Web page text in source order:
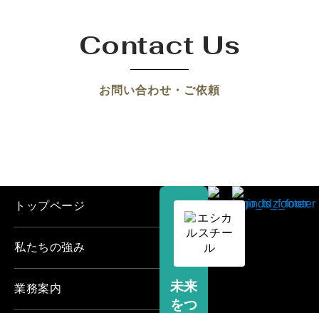
Contact Us
お問い合わせ・ご依頼
未来
をつ
トップページ
私たちの強み
業務案内